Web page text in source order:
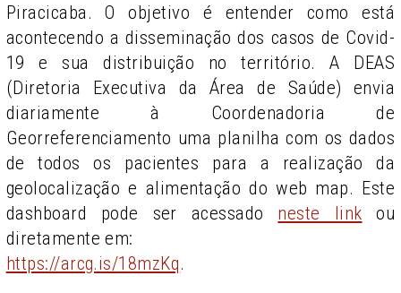
Piracicaba. O objetivo é entender como está
acontecendo a disseminação dos casos de Covid-
19 e sua distribuição no território. A DEAS
(Diretoria Executiva da Área de Saúde) envia
diariamente à Coordenadoria de
Georreferenciamento uma planilha com os dados
de todos os pacientes para a realização da
geolocalização e alimentação do web map. Este
dashboard pode ser acessado neste link ou
diretamente em:
https://arcg.is/18mzKq.